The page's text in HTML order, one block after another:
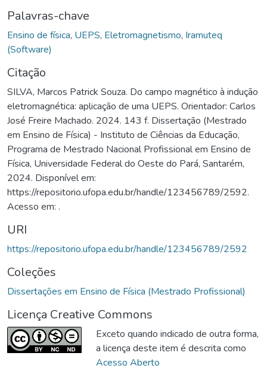
Palavras-chave
Ensino de física, UEPS, Eletromagnetismo, Iramuteq
(Software)
Citação
SILVA, Marcos Patrick Souza. Do campo magnético à indução
eletromagnética: aplicação de uma UEPS. Orientador: Carlos
José Freire Machado. 2024. 143 f. Dissertação (Mestrado
em Ensino de Física) - Instituto de Ciências da Educação,
Programa de Mestrado Nacional Profissional em Ensino de
Física, Universidade Federal do Oeste do Pará, Santarém,
2024. Disponível em:
https://repositorio.ufopa.edu.br/handle/123456789/2592.
Acesso em: .
URI
https://repositorio.ufopa.edu.br/handle/123456789/2592
Coleções
Dissertações em Ensino de Física (Mestrado Profissional)
Licença Creative Commons
Exceto quando indicado de outra forma,
a licença deste item é descrita como
Acesso Aberto